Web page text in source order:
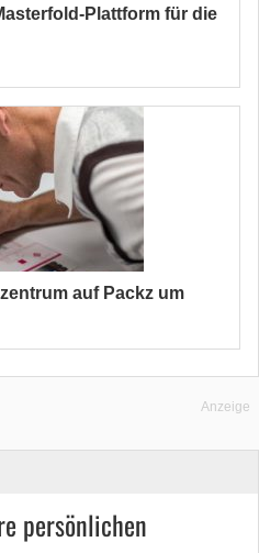
Plattform für die
auf Packz um
Anzeige
persönlichen